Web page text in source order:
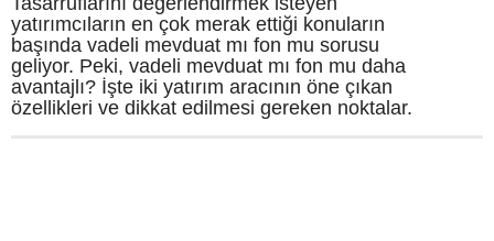
yatırımcıların en çok merak ettiği konuların
başında vadeli mevduat mı fon mu sorusu
geliyor. Peki, vadeli mevduat mı fon mu daha
avantajlı? İşte iki yatırım aracının öne çıkan
özellikleri ve dikkat edilmesi gereken noktalar.